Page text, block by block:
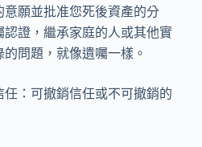
願並批准您死後資產的分
證，繼承家庭的人或其他實
問題，就像遺囑一樣。
：可撤銷信任或不可撤銷的